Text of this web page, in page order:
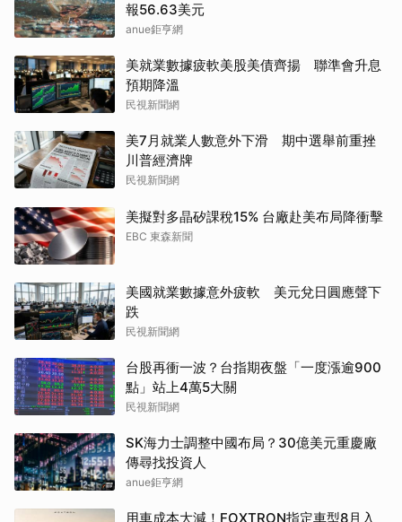
報56.63美元
anue鉅亨網
美就業數據疲軟美股美債齊揚 聯準會升息
預期降溫
民視新聞網
美7月就業人數意外下滑 期中選舉前重挫
川普經濟牌
民視新聞網
美擬對多晶矽課稅15% 台廠赴美布局降衝擊
EBC 東森新聞
美國就業數據意外疲軟 美元兌日圓應聲下
跌
民視新聞網
台股再衝一波？台指期夜盤「一度漲逾900
點」站上4萬5大關
民視新聞網
SK海力士調整中國布局？30億美元重慶廠
傳尋找投資人
anue鉅亨網
用車成本大減！FOXTRON指定車型8月入